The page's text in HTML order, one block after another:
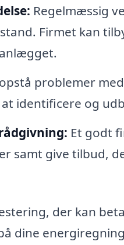
Regelmæssig
Firmet kan
problemer
identificere og
Et godt
samt give tilbud,
der kan
dine